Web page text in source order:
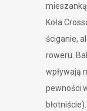
Koła
ściganie,
roweru.
wpływają
pewności